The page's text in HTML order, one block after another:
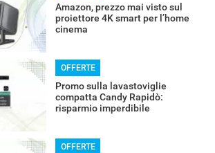
Amazon, prezzo mai visto sul
proiettore 4K smart per l’home
cinema
OFFERTE
Promo sulla lavastoviglie
compatta Candy Rapidò:
risparmio imperdibile
OFFERTE